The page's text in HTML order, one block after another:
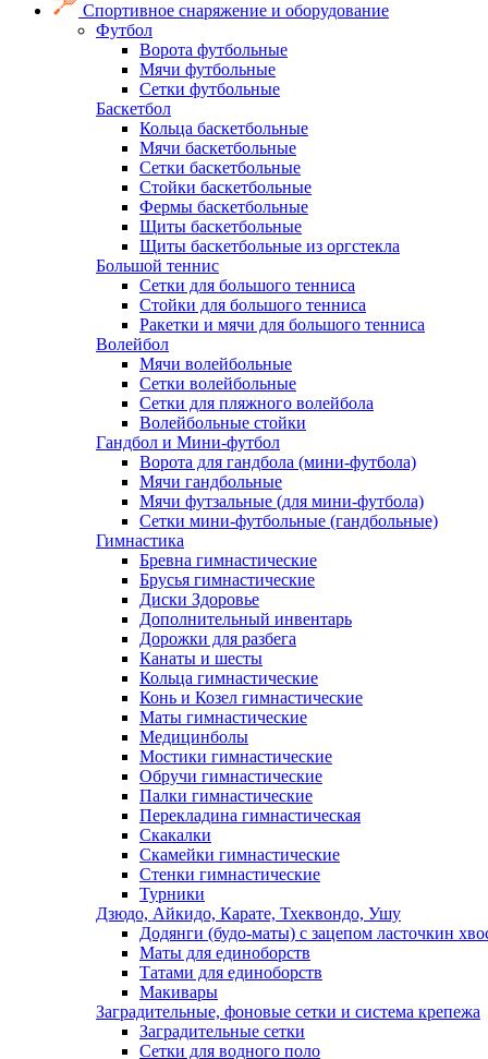
Спортивное снаряжение и оборудование
Футбол
Ворота футбольные
Мячи футбольные
Сетки футбольные
Баскетбол
Кольца баскетбольные
Мячи баскетбольные
Сетки баскетбольные
Стойки баскетбольные
Фермы баскетбольные
Щиты баскетбольные
Щиты баскетбольные из оргстекла
Большой теннис
Сетки для большого тенниса
Стойки для большого тенниса
Ракетки и мячи для большого тенниса
Волейбол
Мячи волейбольные
Сетки волейбольные
Сетки для пляжного волейбола
Волейбольные стойки
Гандбол и Мини-футбол
Ворота для гандбола (мини-футбола)
Мячи гандбольные
Мячи футзальные (для мини-футбола)
Сетки мини-футбольные (гандбольные)
Гимнастика
Бревна гимнастические
Брусья гимнастические
Диски Здоровье
Дополнительный инвентарь
Дорожки для разбега
Канаты и шесты
Кольца гимнастические
Конь и Козел гимнастические
Маты гимнастические
Медицинболы
Мостики гимнастические
Обручи гимнастические
Палки гимнастические
Перекладина гимнастическая
Скакалки
Скамейки гимнастические
Стенки гимнастические
Турники
Дзюдо, Айкидо, Карате, Тхеквондо, Ушу
Додянги (будо-маты) с зацепом ласточкин
Маты для единоборств
Татами для единоборств
Макивары
Заградительные, фоновые сетки и система крепежа
Заградительные сетки
Сетки для водного поло